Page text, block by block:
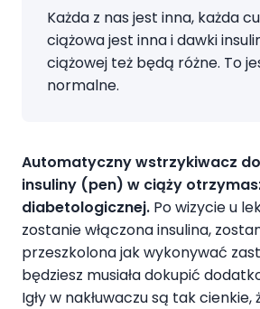
Każda z nas jest inna, każda
ciążowa jest inna i dawki
ciążowej też będą różne. To
normalne.
Automatyczny wstrzykiwacz
insuliny (pen) w ciąży
diabetologicznej. Po wizycie u
zostanie włączona insulina,
przeszkolona jak wykonywać
będziesz musiała dokupić
Igły w nakłuwaczu są tak cienkie,